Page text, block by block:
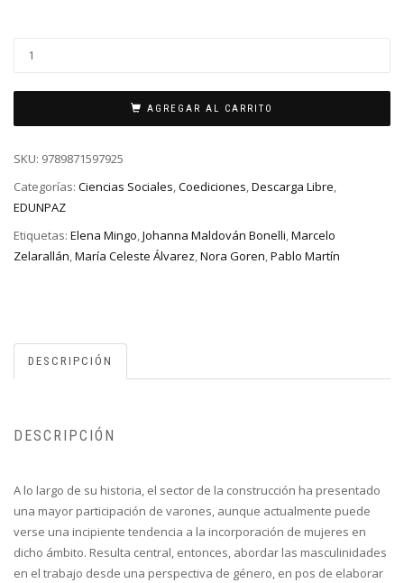
AGREGAR AL CARRITO
SKU: 9789871597925
Categorías: Ciencias Sociales,Coediciones,Descarga Libre,
EDUNPAZ
Etiquetas: Elena Mingo Johanna Maldován Bonelli Marcelo
Zelarallán María Celeste Álvarez Nora Goren Pablo Martín
DESCRIPCIÓN
DESCRIPCIÓN
A lo largo de su historia, el sector de la construcción ha presentado
una mayor participación de varones, aunque actualmente puede
verse una incipiente tendencia a la incorporación de mujeres en
dicho ámbito. Resulta central, entonces, abordar las masculinidades
en el trabajo desde una perspectiva de género, en pos de elaborar